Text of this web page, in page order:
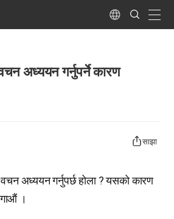
Language
Search
Submit
अध्ययन गर्नुपर्ने कारण
साझा
अध्ययन गर्नुपर्छ होला ? यसको कारण
।